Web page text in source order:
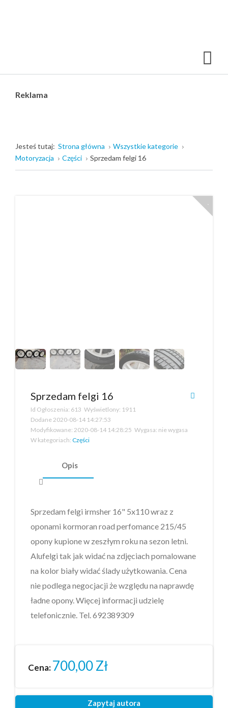
Reklama
Jesteś tutaj: Strona główna
Wszystkie kategorie
Motoryzacja
Części Sprzedam felgi 16
Sprzedam felgi 16
Id Ogłoszenia: 613 Wyświetlony: 1911
Dodane 2020-08-14 14:27:53
Modyfikowane: 2020-08-14 14:28:25 Wygasa: nie wygasa
W kategoriach: Części
Opis
Sprzedam felgi irmsher 16" 5x110 wraz z
oponami kormoran road perfomance 215/45
opony kupione w zeszłym roku na sezon letni.
Alufelgi tak jak widać na zdjęciach pomalowane
na kolor biały widać ślady użytkowania. Cena
nie podlega negocjacji że względu na naprawdę
ładne opony. Więcej informacji udzielę
telefonicznie. Tel. 692389309
Cena:700,00Zł
Zapytaj autora